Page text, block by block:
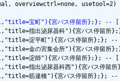
overviewctrl=none, usetool=2)
宝町"){宮バス停留所};}; --
指出泌尿器科"){宮バス停留
淀平町"){宮バス停留所};}; --
金の宮集会所"){宮バス停留所
淀師"){宮バス停留所};}; --
指出泌尿器科西"){宮バス停留所
筋違橋"){宮バス停留所};}; --